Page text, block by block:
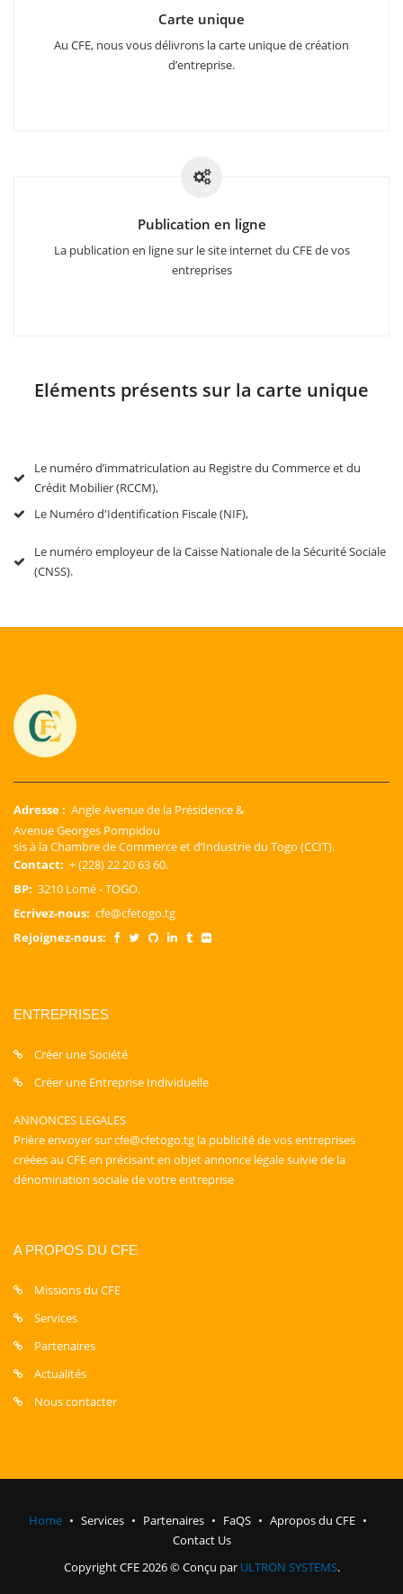
Carte unique
Au CFE, nous vous délivrons la carte unique de création
d’entreprise.
Publication en ligne
La publication en ligne sur le site internet du CFE de vos
entreprises
Eléments présents sur la carte unique
Le numéro d’immatriculation au Registre du Commerce et du
Crédit Mobilier (RCCM),
Le Numéro d'Identification Fiscale (NIF),
Le numéro employeur de la Caisse Nationale de la Sécurité Sociale
(CNSS).
Adresse : Angle Avenue de la Présidence &
Avenue Georges Pompidou
sis à la Chambre de Commerce et d’Industrie du Togo (CCIT).
Contact: + (228) 22 20 63 60.
BP: 3210 Lomé - TOGO.
Ecrivez-nous: cfe@cfetogo.tg
Rejoignez-nous:
ENTREPRISES
Créer une Société
Créer une Entreprise Individuelle
ANNONCES LEGALES
Prière envoyer sur cfe@cfetogo.tg la publicité de vos entreprises
créées au CFE en précisant en objet annonce légale suivie de la
dénomination sociale de votre entreprise
A PROPOS DU CFE
Missions du CFE
Services
Partenaires
Actualités
Nous contacter
Home Services Partenaires FaQS
Apropos du CFE
Contact Us
Copyright CFE 2026 © Conçu par ULTRON SYSTEMS.